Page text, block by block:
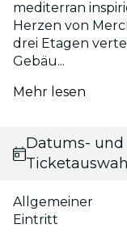
mediterran
Herzen von
drei Etagen
Gebäu...
Mehr lesen
Datums- und
Allgemeiner
Eintritt